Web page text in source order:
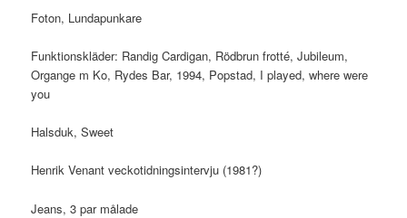
Foton, Lundapunkare
Funktionskläder: Randig Cardigan, Rödbrun frotté, Jubileum,
Organge m Ko, Rydes Bar, 1994, Popstad, I played, where were
you
Halsduk, Sweet
Henrik Venant veckotidningsintervju (1981?)
Jeans, 3 par målade